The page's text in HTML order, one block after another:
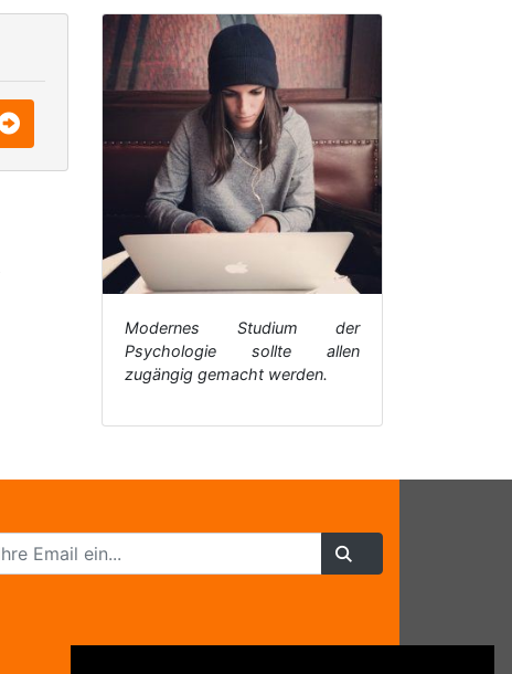
Modernes Studium der
Psychologie sollte allen
zugängig gemacht werden.